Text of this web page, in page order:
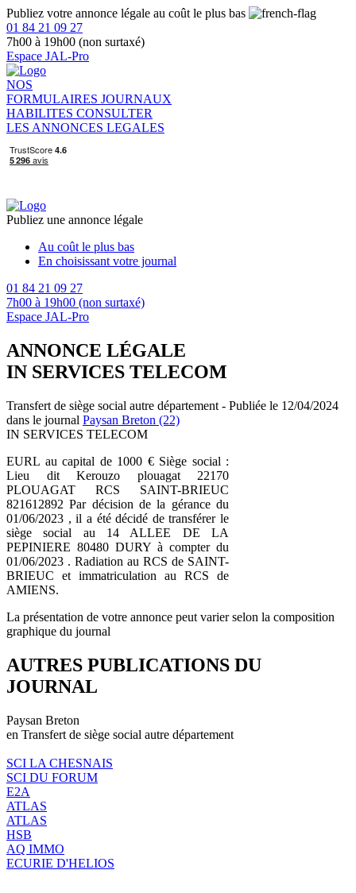
Publiez votre annonce légale au coût le plus bas
01 84 21 09 27
7h00 à 19h00 (non surtaxé)
Espace JAL-Pro
NOS
FORMULAIRES JOURNAUX
HABILITES CONSULTER
LES ANNONCES LEGALES
Publiez une annonce légale
Au coût le plus bas
En choisissant votre journal
01 84 21 09 27
7h00 à 19h00 (non surtaxé)
Espace JAL-Pro
ANNONCE LÉGALE
IN SERVICES TELECOM
Transfert de siège social autre département - Publiée le 12/04/2024
dans le journal Paysan Breton (22)
IN SERVICES TELECOM
EURL au capital de 1000 € Siège social :
Lieu dit Kerouzo plouagat 22170
PLOUAGAT RCS SAINT-BRIEUC
821612892 Par décision de la gérance du
01/06/2023 , il a été décidé de transférer le
siège social au 14 ALLEE DE LA
PEPINIERE 80480 DURY à compter du
01/06/2023 . Radiation au RCS de SAINT-
BRIEUC et immatriculation au RCS de
AMIENS.
La présentation de votre annonce peut varier selon la composition
graphique du journal
AUTRES PUBLICATIONS DU
JOURNAL
Paysan Breton
en Transfert de siège social autre département
SCI LA CHESNAIS
SCI DU FORUM
E2A
ATLAS
ATLAS
HSB
AQ IMMO
ECURIE D'HELIOS